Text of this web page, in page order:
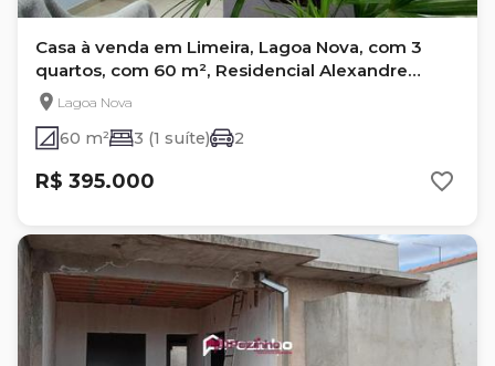
Casa à venda em Limeira, Lagoa Nova, com 3
quartos, com 60 m², Residencial Alexandre
Janoski Filho
Lagoa Nova
60 m² 3 (1 suíte) 2
R$ 395.000